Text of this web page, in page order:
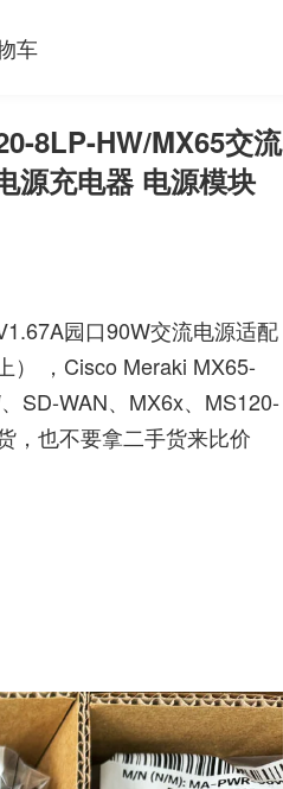
车
8LP-HW/MX65交流
源充电器 电源模块
园口90W交流电源适配
） ，Cisco Meraki MX65-
SD-WAN、MX6x、MS120-
，也不要拿二手货来比价